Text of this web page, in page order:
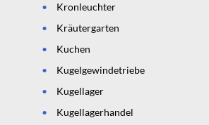
Kronleuchter
Kräutergarten
Kuchen
Kugelgewindetriebe
Kugellager
Kugellagerhandel